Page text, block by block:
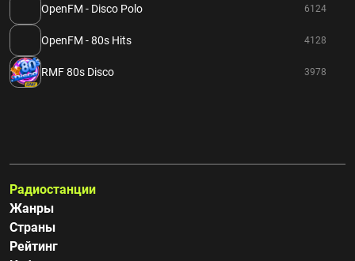
OpenFM - Disco Polo 6124
OpenFM - 80s Hits 4128
RMF 80s Disco 3978
Радиостанции
Жанры
Страны
Рейтинг